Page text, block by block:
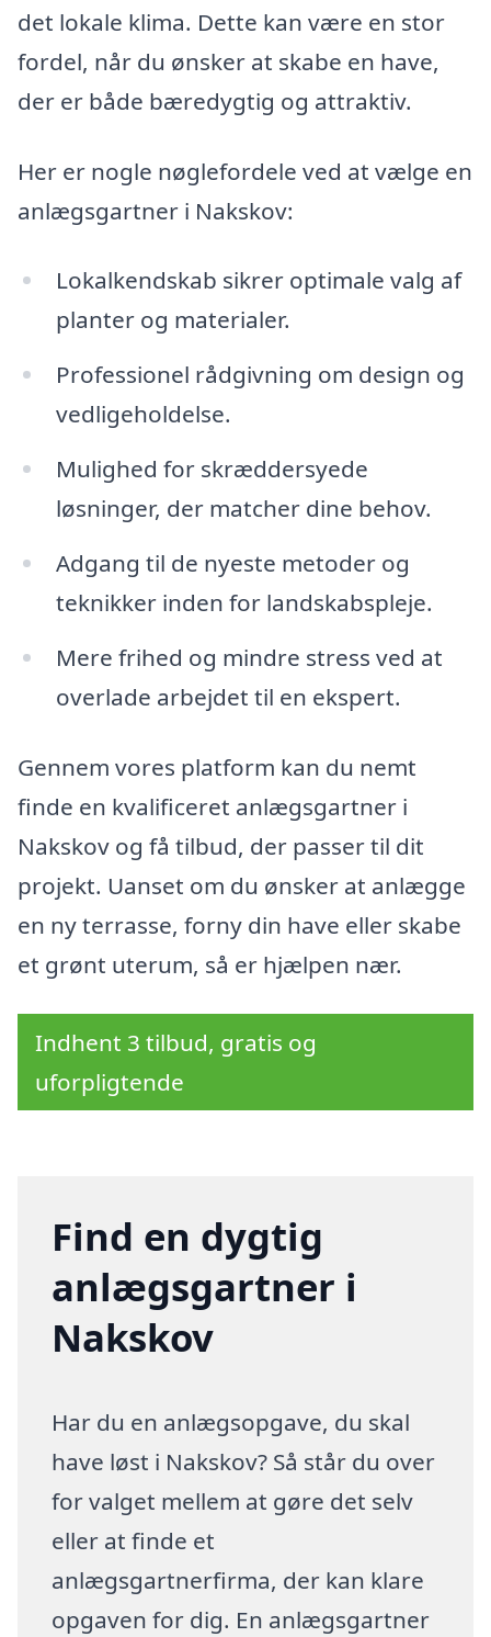
det lokale klima. Dette kan være en stor
fordel, når du ønsker at skabe en have,
der er både bæredygtig og attraktiv.
Her er nogle nøglefordele ved at vælge en
anlægsgartner i Nakskov:
Lokalkendskab sikrer optimale valg af
planter og materialer.
Professionel rådgivning om design og
vedligeholdelse.
Mulighed for skræddersyede
løsninger, der matcher dine behov.
Adgang til de nyeste metoder og
teknikker inden for landskabspleje.
Mere frihed og mindre stress ved at
overlade arbejdet til en ekspert.
Gennem vores platform kan du nemt
finde en kvalificeret anlægsgartner i
Nakskov og få tilbud, der passer til dit
projekt. Uanset om du ønsker at anlægge
en ny terrasse, forny din have eller skabe
et grønt uterum, så er hjælpen nær.
Indhent 3 tilbud, gratis og
uforpligtende
Find en dygtig
anlægsgartner i
Nakskov
Har du en anlægsopgave, du skal
have løst i Nakskov? Så står du over
for valget mellem at gøre det selv
eller at finde et
anlægsgartnerfirma, der kan klare
opgaven for dig. En anlægsgartner